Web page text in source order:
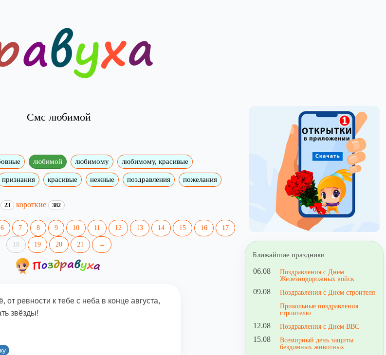
Смс любимой
любимой любимому любимому, красивые
признания красивые нежные поздравления пожелания
23 короткие 382
6 7 8 9 10 11 12 13 14 15 16 17
18 19 20 21 →
от ревности к тебе с неба в конце августа,
звёзды!
Ближайшие праздники
06.08
Поздравления с Днем
Железнодорожных войск
09.08
Поздравления с Днем строителя
Прикольные поздравления
строителю
12.08 Поздравления с Днем ВВС
15.08
Всемирный день защиты
бездомных животных